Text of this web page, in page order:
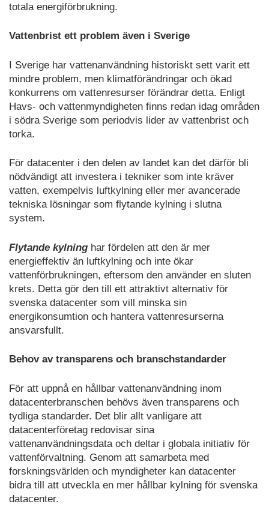
totala energiförbrukning.
Vattenbrist ett problem även i Sverige
I Sverige har vattenanvändning historiskt sett varit ett
mindre problem, men klimatförändringar och ökad
konkurrens om vattenresurser förändrar detta. Enligt
Havs- och vattenmyndigheten finns redan idag områden
i södra Sverige som periodvis lider av vattenbrist och
torka.
För datacenter i den delen av landet kan det därför bli
nödvändigt att investera i tekniker som inte kräver
vatten, exempelvis luftkylning eller mer avancerade
tekniska lösningar som flytande kylning i slutna
system.
Flytande kylning har fördelen att den är mer
energieffektiv än luftkylning och inte ökar
vattenförbrukningen, eftersom den använder en sluten
krets. Detta gör den till ett attraktivt alternativ för
svenska datacenter som vill minska sin
energikonsumtion och hantera vattenresurserna
ansvarsfullt.
Behov av transparens och branschstandarder
För att uppnå en hållbar vattenanvändning inom
datacenterbranschen behövs även transparens och
tydliga standarder. Det blir allt vanligare att
datacenterföretag redovisar sina
vattenanvändningsdata och deltar i globala initiativ för
vattenförvaltning. Genom att samarbeta med
forskningsvärlden och myndigheter kan datacenter
bidra till att utveckla en mer hållbar kylning för svenska
datacenter.